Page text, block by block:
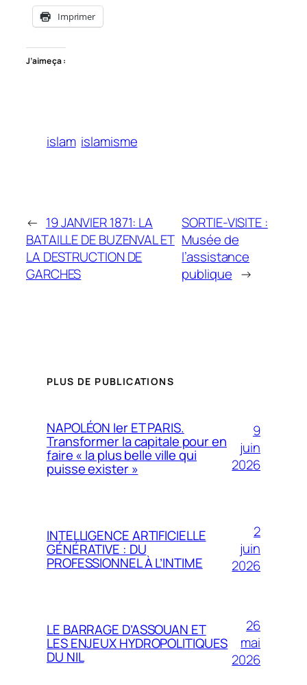
Imprimer
J’aime ça :
islam islamisme
← 19 JANVIER 1871: LA
BATAILLE DE BUZENVAL ET
LA DESTRUCTION DE
GARCHES
SORTIE-VISITE :
Musée de
l’assistance
publique →
PLUS DE PUBLICATIONS
NAPOLÉON Ier ET PARIS.
Transformer la capitale pour en
faire « la plus belle ville qui
puisse exister »
9
juin
2026
INTELLIGENCE ARTIFICIELLE
GÉNÉRATIVE : DU
PROFESSIONNEL À L’INTIME
2
juin
2026
LE BARRAGE D’ASSOUAN ET
LES ENJEUX HYDROPOLITIQUES
DU NIL
26
mai
2026